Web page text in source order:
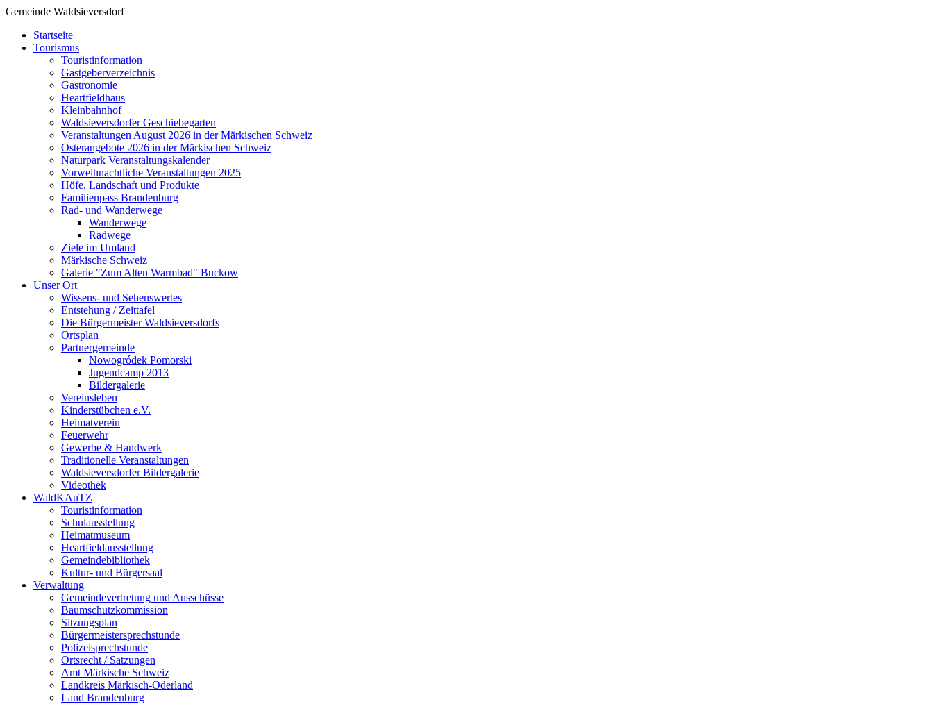
Gemeinde Waldsieversdorf
Startseite
Tourismus
Touristinformation
Gastgeberverzeichnis
Gastronomie
Heartfieldhaus
Kleinbahnhof
Waldsieversdorfer Geschiebegarten
Veranstaltungen August 2026 in der Märkischen Schweiz
Osterangebote 2026 in der Märkischen Schweiz
Naturpark Veranstaltungskalender
Vorweihnachtliche Veranstaltungen 2025
Höfe, Landschaft und Produkte
Familienpass Brandenburg
Rad- und Wanderwege
Wanderwege
Radwege
Ziele im Umland
Märkische Schweiz
Galerie "Zum Alten Warmbad" Buckow
Unser Ort
Wissens- und Sehenswertes
Entstehung / Zeittafel
Die Bürgermeister Waldsieversdorfs
Ortsplan
Partnergemeinde
Nowogródek Pomorski
Jugendcamp 2013
Bildergalerie
Vereinsleben
Kinderstübchen e.V.
Heimatverein
Feuerwehr
Gewerbe & Handwerk
Traditionelle Veranstaltungen
Waldsieversdorfer Bildergalerie
Videothek
WaldKAuTZ
Touristinformation
Schulausstellung
Heimatmuseum
Heartfieldausstellung
Gemeindebibliothek
Kultur- und Bürgersaal
Verwaltung
Gemeindevertretung und Ausschüsse
Baumschutzkommission
Sitzungsplan
Bürgermeistersprechstunde
Polizeisprechstunde
Ortsrecht / Satzungen
Amt Märkische Schweiz
Landkreis Märkisch-Oderland
Land Brandenburg